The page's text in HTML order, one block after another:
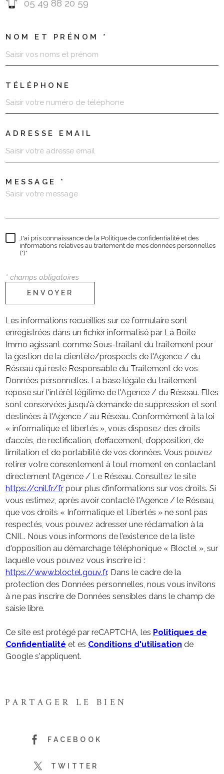
05 49 88 20 59
NOM ET PRÉNOM *
TÉLÉPHONE
ADRESSE EMAIL
MESSAGE *
J'ai pris connaissance de la Politique de confidentialité et des
informations relatives au traitement de mes données personnelles
(*)*
* champs obligatoires
ENVOYER
Les informations recueillies sur ce formulaire sont
enregistrées dans un fichier informatisé par La Boite
Immo agissant comme Sous-traitant du traitement pour
la gestion de la clientèle/prospects de l'Agence / du
Réseau qui reste Responsable du Traitement de vos
Données personnelles. La base légale du traitement
repose sur l'intérêt légitime de l'Agence / du Réseau. Elles
sont conservées jusqu'à demande de suppression et sont
destinées à l'Agence / au Réseau. Conformément à la loi
« informatique et libertés », vous disposez des droits
d’accès, de rectification, d’effacement, d’opposition, de
limitation et de portabilité de vos données. Vous pouvez
retirer votre consentement à tout moment en contactant
directement l’Agence / Le Réseau. Consultez le site
https://cnil.fr/fr pour plus d’informations sur vos droits. Si
vous estimez, après avoir contacté l'Agence / le Réseau,
que vos droits « Informatique et Libertés » ne sont pas
respectés, vous pouvez adresser une réclamation à la
CNIL. Nous vous informons de l’existence de la liste
d'opposition au démarchage téléphonique « Bloctel », sur
laquelle vous pouvez vous inscrire ici :
https://www.bloctel.gouv.fr. Dans le cadre de la
protection des Données personnelles, nous vous invitons
à ne pas inscrire de Données sensibles dans le champ de
saisie libre.
Ce site est protégé par reCAPTCHA, les Politiques de
Confidentialité et es Conditions d'utilisation de
Google s'appliquent.
PARTAGER LE BIEN
FACEBOOK
TWITTER